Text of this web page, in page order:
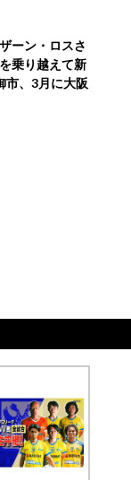
ーン・ロスさ
乗り越えて新
市、3月に大阪